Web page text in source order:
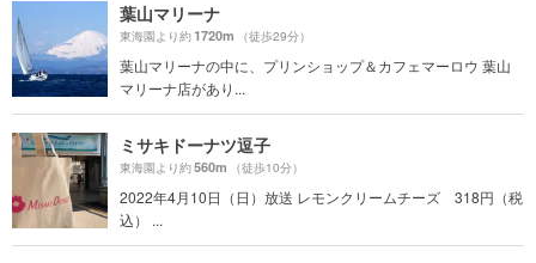
葉山マリーナ
東海園より約1720m （徒歩29分）
葉山マリーナの中に、プリンショップ＆カフェマーロウ 葉山
マリーナ店があり...
ミサキドーナツ逗子
東海園より約560m （徒歩10分）
2022年4月10日（日）放送 レモンクリームチーズ 318円（税
込） ...